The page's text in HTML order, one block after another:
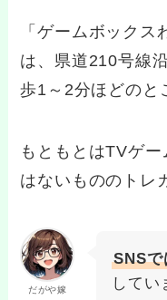
「ゲームボック
は、県道210号線
歩1～2分ほどのと
もともとはTVゲ
はないもののトレ
だがや嫁
SNSで
してい